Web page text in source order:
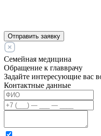
Отправить заявку
Семейная медицина
Обращение к главврачу
Задайте интересующие вас
Контактные данные